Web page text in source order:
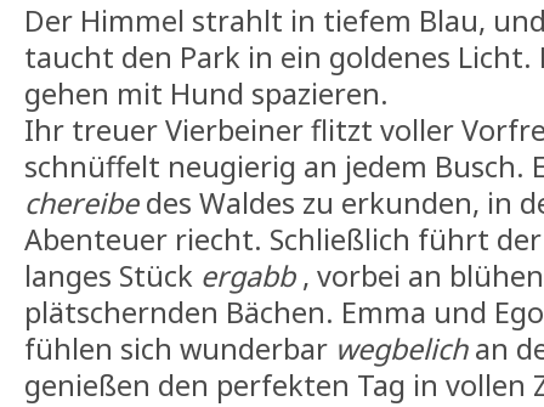
Der Himmel strahlt in tiefem Blau,
taucht den Park in ein goldenes Licht.
gehen mit Hund spazieren.
​Ihr treuer Vierbeiner flitzt voller
schnüffelt neugierig an jedem Busch.
chereibedes Waldes zu erkunden, in
Abenteuer riecht. Schließlich führt
langes Stück ergabb, vorbei an
plätschernden Bächen. Emma und
fühlen sich wunderbar wegbelichan
genießen den perfekten Tag in vollen